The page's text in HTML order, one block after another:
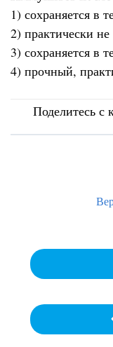
1) сохраняется в
2) практически
3) сохраняется в
4) прочный,
Поделитесь с